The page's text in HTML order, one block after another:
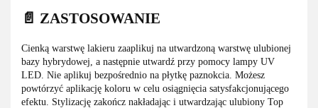
📄 ZASTOSOWANIE
Cienką warstwę lakieru zaaplikuj na utwardzoną warstwę ulubionej
bazy hybrydowej, a następnie utwardź przy pomocy lampy UV
LED. Nie aplikuj bezpośrednio na płytkę paznokcia. Możesz
powtórzyć aplikację koloru w celu osiągnięcia satysfakcjonującego
efektu. Stylizację zakończ nakładając i utwardzając ulubiony Top